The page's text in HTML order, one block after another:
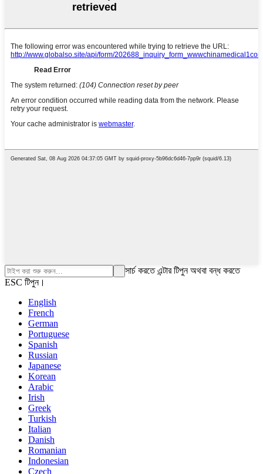
সার্চ করতে এন্টার টিপুন অথবা বন্ধ করতে
ESC টিপুন।
English
French
German
Portuguese
Spanish
Russian
Japanese
Korean
Arabic
Irish
Greek
Turkish
Italian
Danish
Romanian
Indonesian
Czech